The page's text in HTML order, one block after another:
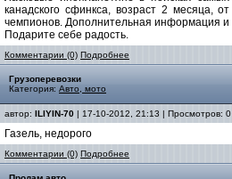
канадского сфинкса, возраст 2 месяца,
чемпионов. Дополнительная информация и
Подарите себе радость.
Комментарии (0) Подробнее
Грузоперевозки
Категория: Авто, мото
автор: ILIYIN-70 | 17-10-2012, 21:13 | Просмотров: 0
Газель, недорого
Комментарии (0) Подробнее